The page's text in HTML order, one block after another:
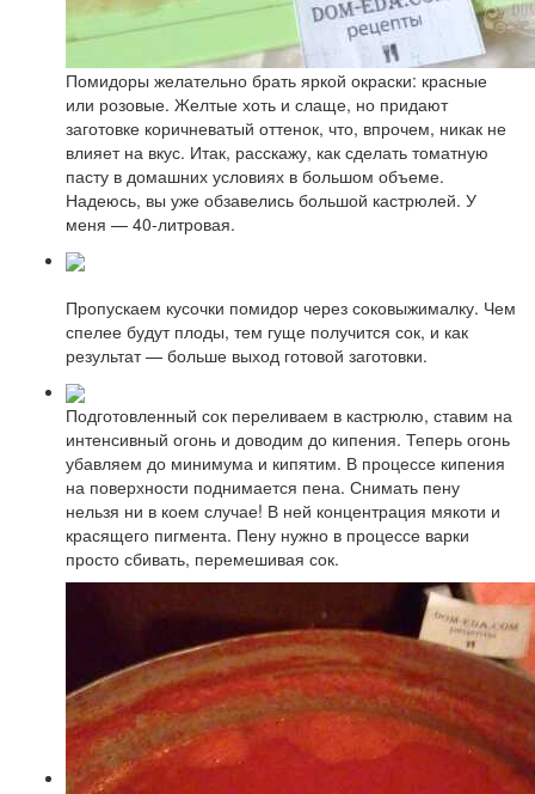
Помидоры желательно брать яркой окраски: красные
или розовые. Желтые хоть и слаще, но придают
заготовке коричневатый оттенок, что, впрочем, никак не
влияет на вкус. Итак, расскажу, как сделать томатную
пасту в домашних условиях в большом объеме.
Надеюсь, вы уже обзавелись большой кастрюлей. У
меня — 40-литровая.
Пропускаем кусочки помидор через соковыжималку. Чем
спелее будут плоды, тем гуще получится сок, и как
результат — больше выход готовой заготовки.
Подготовленный сок переливаем в кастрюлю, ставим на
интенсивный огонь и доводим до кипения. Теперь огонь
убавляем до минимума и кипятим. В процессе кипения
на поверхности поднимается пена. Снимать пену
нельзя ни в коем случае! В ней концентрация мякоти и
красящего пигмента. Пену нужно в процессе варки
просто сбивать, перемешивая сок.